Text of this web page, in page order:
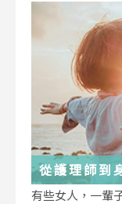
從護理師到
低谷，都能
有些女人，一輩